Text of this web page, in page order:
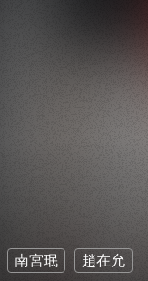
南宮珉 趙在允